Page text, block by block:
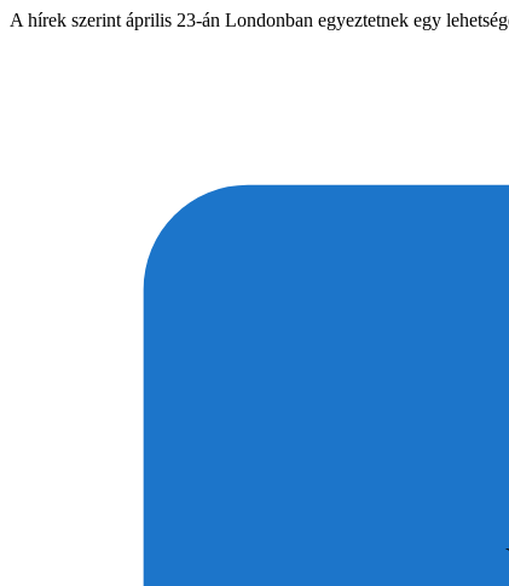
A hírek szerint április 23-án Londonban egyeztetnek egy